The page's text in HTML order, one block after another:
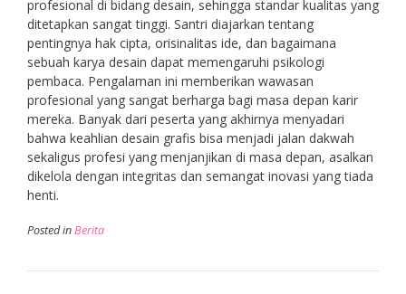
profesional di bidang desain, sehingga standar kualitas yang
ditetapkan sangat tinggi. Santri diajarkan tentang
pentingnya hak cipta, orisinalitas ide, dan bagaimana
sebuah karya desain dapat memengaruhi psikologi
pembaca. Pengalaman ini memberikan wawasan
profesional yang sangat berharga bagi masa depan karir
mereka. Banyak dari peserta yang akhirnya menyadari
bahwa keahlian desain grafis bisa menjadi jalan dakwah
sekaligus profesi yang menjanjikan di masa depan, asalkan
dikelola dengan integritas dan semangat inovasi yang tiada
henti.
Posted inBerita